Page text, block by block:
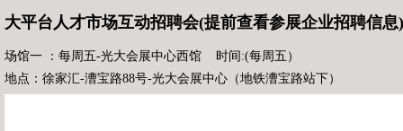
大平台人才市场互动招聘会(提前查看参展企业招聘信息)
场馆一 ：每周五-光大会展中心西馆 时间:(每周五）
地点：徐家汇-漕宝路88号-光大会展中心（地铁漕宝路站下）